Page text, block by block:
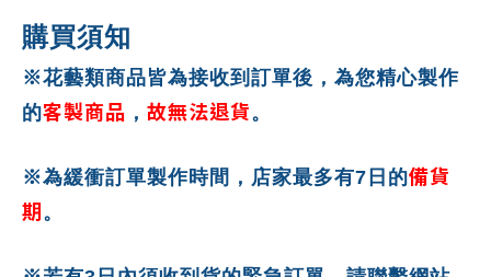
購買須知
※花藝類商品皆為接收到訂單後，為您精心製作
的客製商品 ， 故無法退貨 。
※為緩衝訂單製作時間，店家最多有7日的備貨
期 。